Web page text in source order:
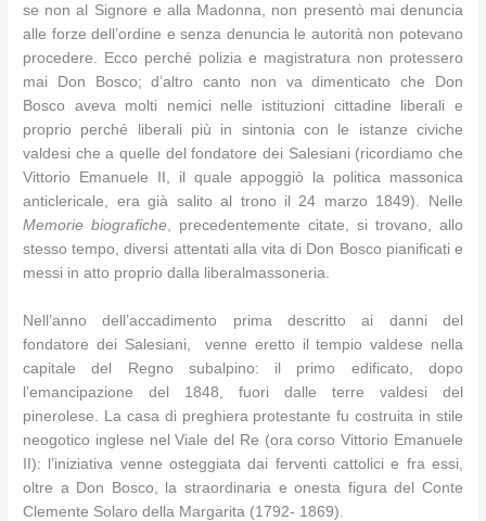
se non al Signore e alla Madonna, non presentò mai denuncia
alle forze dell’ordine e senza denuncia le autorità non potevano
procedere. Ecco perché polizia e magistratura non protessero
mai Don Bosco; d’altro canto non va dimenticato che Don
Bosco aveva molti nemici nelle istituzioni cittadine liberali e
proprio perché liberali più in sintonia con le istanze civiche
valdesi che a quelle del fondatore dei Salesiani (ricordiamo che
Vittorio Emanuele II, il quale appoggiò la politica massonica
anticlericale, era già salito al trono il 24 marzo 1849). Nelle
Memorie biografiche , precedentemente citate, si trovano, allo
stesso tempo, diversi attentati alla vita di Don Bosco pianificati e
messi in atto proprio dalla liberalmassoneria.
Nell’anno dell’accadimento prima descritto ai danni del
fondatore dei Salesiani, venne eretto il tempio valdese nella
capitale del Regno subalpino: il primo edificato, dopo
l’emancipazione del 1848, fuori dalle terre valdesi del
pinerolese. La casa di preghiera protestante fu costruita in stile
neogotico inglese nel Viale del Re (ora corso Vittorio Emanuele
II): l’iniziativa venne osteggiata dai ferventi cattolici e fra essi,
oltre a Don Bosco, la straordinaria e onesta figura del Conte
Clemente Solaro della Margarita (1792- 1869).